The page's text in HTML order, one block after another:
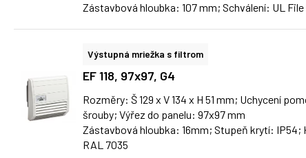
Zástavbová hloubka: 107 mm; Schválení: UL File
Výstupná mriežka s filtrom
EF 118, 97x97, G4
Rozměry: Š 129 x V 134 x H 51 mm; Uchycení
šrouby; Výřez do panelu: 97x97 mm
Zástavbová hloubka: 16mm; Stupeň krytí:
RAL 7035